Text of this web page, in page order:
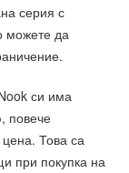
серия с
можете да
си има
повече
Това са
при покупка на